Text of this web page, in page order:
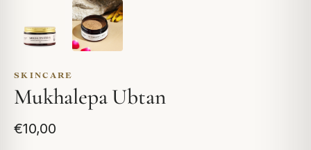
SKINCARE
Mukhalepa Ubtan
€10,00